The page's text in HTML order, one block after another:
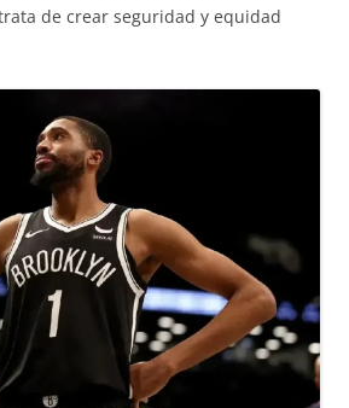
de crear seguridad y equidad